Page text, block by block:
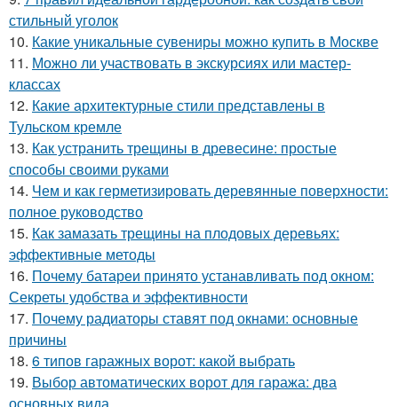
стильный уголок
10. Какие уникальные сувениры можно купить в Москве
11. Можно ли участвовать в экскурсиях или мастер-
классах
12. Какие архитектурные стили представлены в
Тульском кремле
13. Как устранить трещины в древесине: простые
способы своими руками
14. Чем и как герметизировать деревянные поверхности:
полное руководство
15. Как замазать трещины на плодовых деревьях:
эффективные методы
16. Почему батареи принято устанавливать под окном:
Секреты удобства и эффективности
17. Почему радиаторы ставят под окнами: основные
причины
18. 6 типов гаражных ворот: какой выбрать
19. Выбор автоматических ворот для гаража: два